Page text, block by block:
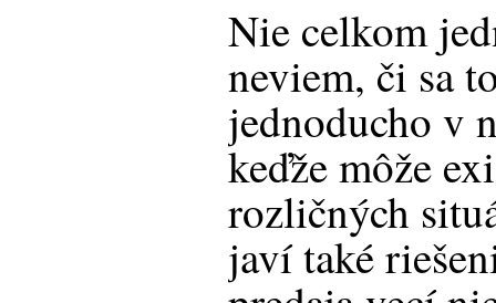
Nie celkom
neviem, či sa
jednoducho v
keďže môže
rozličných
javí také